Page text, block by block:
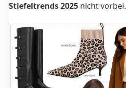
Stiefeltrends 2025nicht vorbei.